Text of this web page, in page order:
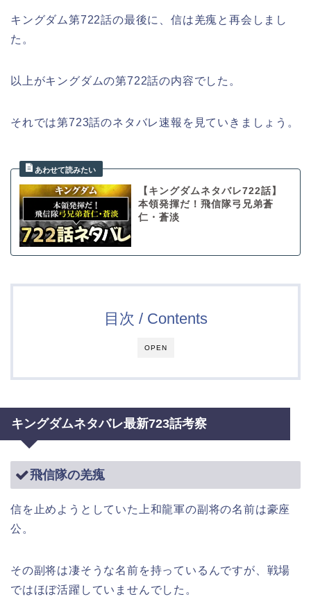
キングダム第722話の最後に、信は羌瘣と再会しまし
た。
以上がキングダムの第722話の内容でした。
それでは第723話のネタバレ速報を見ていきましょう。
【キングダムネタバレ722話】
本領発揮だ！飛信隊弓兄弟蒼
仁・蒼淡
OPEN
目次 / Contents
キングダムネタバレ最新723話考察
飛信隊の羌瘣
信を止めようとしていた上和龍軍の副将の名前は豪座
公。
その副将は凄そうな名前を持っているんですが、戦場
ではほぼ活躍していませんでした。